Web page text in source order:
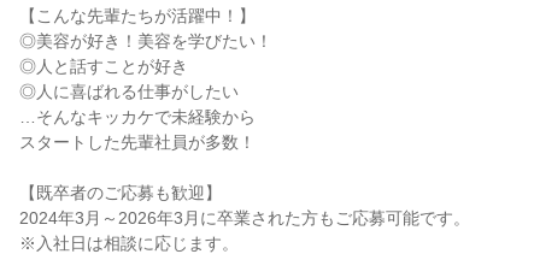
【こんな先輩たちが活躍中！】
◎美容が好き！美容を学びたい！
◎人と話すことが好き
◎人に喜ばれる仕事がしたい
…そんなキッカケで未経験から
スタートした先輩社員が多数！
【既卒者のご応募も歓迎】
2024年3月～2026年3月に卒業された方もご応募可能です。
※入社日は相談に応じます。